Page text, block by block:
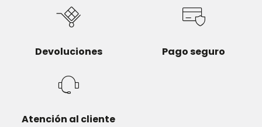
Devoluciones Pago seguro
Atención al cliente